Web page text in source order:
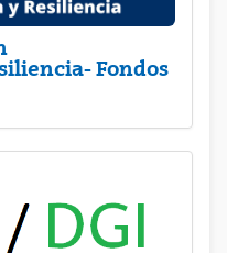
Fondos